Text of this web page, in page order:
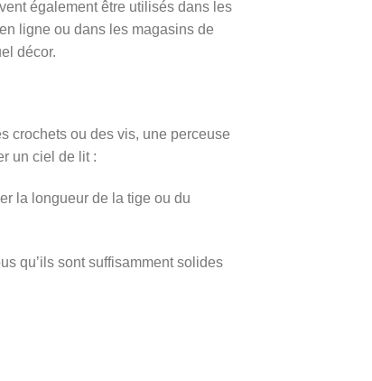
également être utilisés dans les
ligne ou dans les magasins de
décor.
crochets ou des vis, une perceuse
un ciel de lit :
la longueur de la tige ou du
qu’ils sont suffisamment solides